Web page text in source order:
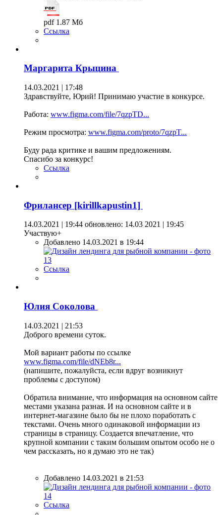
pdf 1.87 Мб
Ссылка
Маргарита Крыцина
14.03.2021 | 17:48
Здравствуйте, Юрий! Принимаю участие в конкурсе.
Работа: www.figma.com/file/7qzpTD...
Режим просмотра: www.figma.com/proto/7qzpT...
Буду рада критике и вашим предложениям.
Спасибо за конкурс!
Ссылка
Фрилансер [kirillkapustin1]
14.03.2021 | 19:44 обновлено: 14.03 2021 | 19:45
Участвую+
Добавлено 14.03.2021 в 19:44
Ссылка
Юлия Соколова
14.03.2021 | 21:53
Доброго времени суток.
Мой вариант работы по ссылке
www.figma.com/file/dNEb8r...
(напишите, пожалуйста, если вдруг возникнут
проблемы с доступом)
Обратила внимание, что информация на основном сайте
местами указана разная. И на основном сайте и в
интернет-магазине было бы не плохо поработать с
текстами. Очень много одинаковой информации из
страницы в страницу. Создается впечатление, что
крупной компании с таким большим опытом особо не о
чем рассказать, но я думаю это не так)
Добавлено 14.03.2021 в 21:53
Ссылка